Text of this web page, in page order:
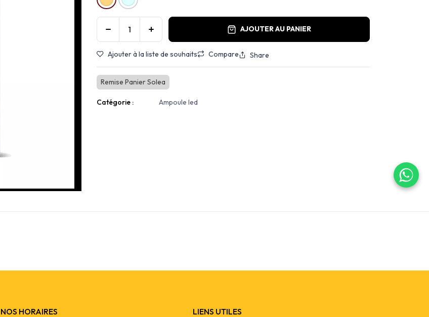
AJOUTER AU PANIER
Ajouter à la liste de souhaits Compare Share
Remise Panier Solea
Catégorie : Ampoule led
NOS HORAIRES LIENS UTILES